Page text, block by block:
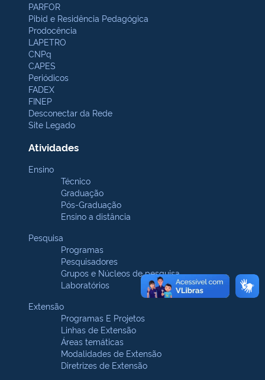
PARFOR
Pibid e Residência Pedagógica
Prodocência
LAPETRO
CNPq
CAPES
Periódicos
FADEX
FINEP
Desconectar da Rede
Site Legado
Atividades
Ensino
Técnico
Graduação
Pós-Graduação
Ensino a distância
Pesquisa
Programas
Pesquisadores
Grupos e Núcleos de pesquisa
Laboratórios
Extensão
Programas E Projetos
Linhas de Extensão
Áreas temáticas
Modalidades de Extensão
Diretrizes de Extensão